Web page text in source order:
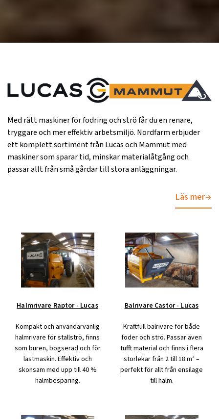
Med rätt maskiner för fodring och strö får du en renare,
tryggare och mer effektiv arbetsmiljö. Nordfarm erbjuder
ett komplett sortiment från Lucas och Mammut med
maskiner som sparar tid, minskar materialåtgång och
passar allt från små gårdar till stora anläggningar.
Läs mer
Halmrivare Raptor - Lucas
Kompakt och användarvänlig
halmrivare för stallströ, finns
som buren, bogserad och för
lastmaskin. Effektiv och
skonsam med upp till 40 %
halmbesparing.
Balrivare Castor - Lucas
Kraftfull balrivare för både
foder och strö. Passar även
tufft material och finns i flera
storlekar från 2 till 18 m³ –
perfekt för allt från ensilage
till halm.